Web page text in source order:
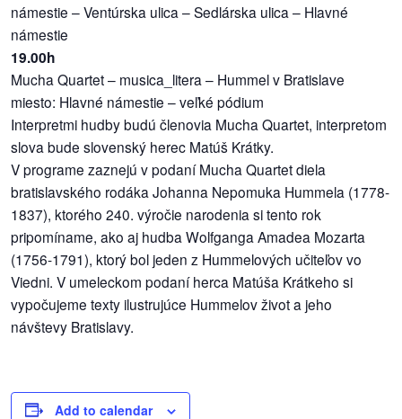
námestie – Ventúrska ulica – Sedlárska ulica – Hlavné
námestie
19.00h
Mucha Quartet – musica_litera – Hummel v Bratislave
miesto: Hlavné námestie – veľké pódium
Interpretmi hudby budú členovia Mucha Quartet, interpretom
slova bude slovenský herec Matúš Krátky.
V programe zaznejú v podaní Mucha Quartet diela
bratislavského rodáka Johanna Nepomuka Hummela (1778-
1837), ktorého 240. výročie narodenia si tento rok
pripomíname, ako aj hudba Wolfganga Amadea Mozarta
(1756-1791), ktorý bol jeden z Hummelových učiteľov vo
Viedni. V umeleckom podaní herca Matúša Krátkeho si
vypočujeme texty ilustrujúce Hummelov život a jeho
návštevy Bratislavy.
Add to calendar